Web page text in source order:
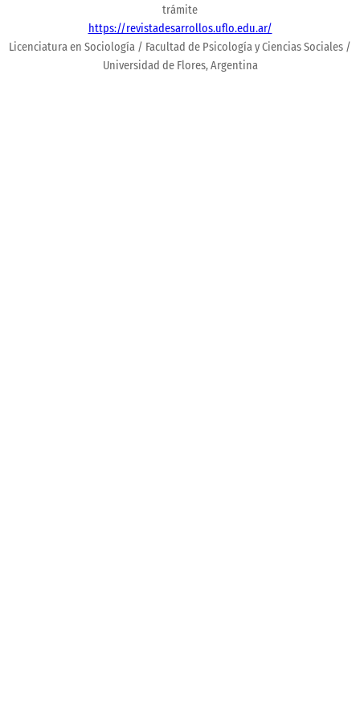
trámite
https://revistadesarrollos.uflo.edu.ar/
Licenciatura en Sociología / Facultad de Psicología y Ciencias Sociales /
Universidad de Flores, Argentina